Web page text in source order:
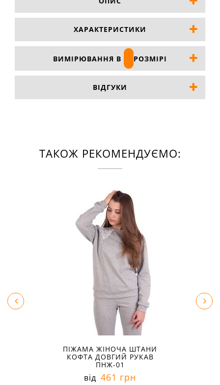
ХАРАКТЕРИСТИКИ
ВИМІРЮВАННЯ В РОЗМІРІ
ВІДГУКИ
ТАКОЖ РЕКОМЕНДУЄМО:
ПІЖАМА ЖІНОЧА ШТАНИ
КОФТА ДОВГИЙ РУКАВ
ПНЖ-01
від 461 грн